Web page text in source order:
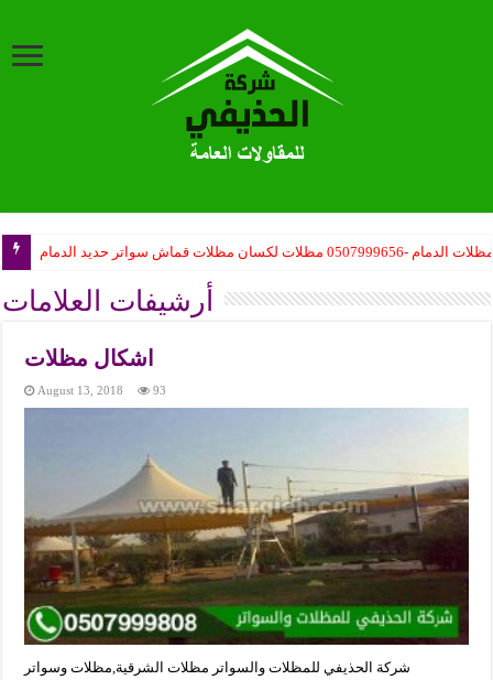
الدمام -0507999656 مظلات لكسان مظلات قماش سواتر حديد الدمام
مظلات المدارس حكومية – مظلات مدارس أهلية – مظلات المشاريع تركيب
أرشيفات العلامات
اشكال مظلات
August 13, 2018 93
شركة الحذيفي للمظلات والسواتر مظلات الشرقية,مظلات وسواتر